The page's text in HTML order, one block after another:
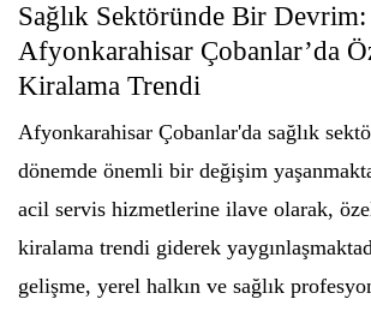
Sağlık Sektöründe Bir Devrim:
Afyonkarahisar Çobanlar’da
Kiralama Trendi
Afyonkarahisar Çobanlar'da sağlık
dönemde önemli bir değişim
acil servis hizmetlerine ilave olarak,
kiralama trendi giderek
gelişme, yerel halkın ve sağlık